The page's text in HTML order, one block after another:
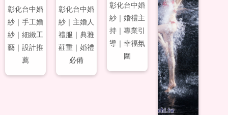
彰化台中婚
紗｜手工婚
紗｜細緻工
藝｜設計推
薦
彰化台中婚
紗｜主婚人
禮服｜典雅
莊重｜婚禮
必備
彰化台中婚
紗｜婚禮主
持｜專業引
導｜幸福氛
圍